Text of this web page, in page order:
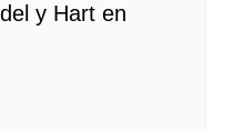
y Hart en